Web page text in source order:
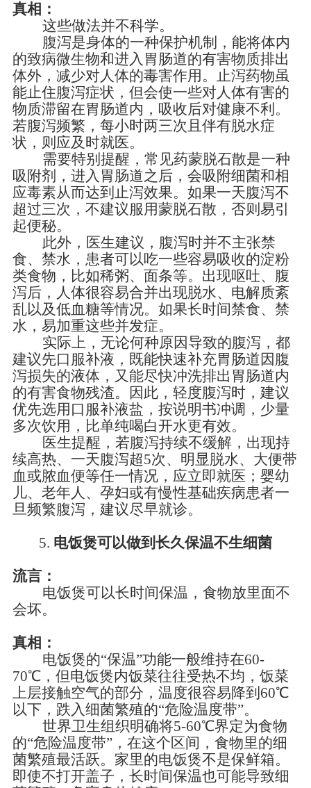
真相：
这些做法并不科学。
腹泻是身体的一种保护机制，能将体内
的致病微生物和进入胃肠道的有害物质排出
体外，减少对人体的毒害作用。止泻药物虽
能止住腹泻症状，但会使一些对人体有害的
物质滞留在胃肠道内，吸收后对健康不利。
若腹泻频繁，每小时两三次且伴有脱水症
状，则应及时就医。
需要特别提醒，常见药蒙脱石散是一种
吸附剂，进入胃肠道之后，会吸附细菌和相
应毒素从而达到止泻效果。如果一天腹泻不
超过三次，不建议服用蒙脱石散，否则易引
起便秘。
此外，医生建议，腹泻时并不主张禁
食、禁水，患者可以吃一些容易吸收的淀粉
类食物，比如稀粥、面条等。出现呕吐、腹
泻后，人体很容易合并出现脱水、电解质紊
乱以及低血糖等情况。如果长时间禁食、禁
水，易加重这些并发症。
实际上，无论何种原因导致的腹泻，都
建议先口服补液，既能快速补充胃肠道因腹
泻损失的液体，又能尽快冲洗排出胃肠道内
的有害食物残渣。因此，轻度腹泻时，建议
优先选用口服补液盐，按说明书冲调，少量
多次饮用，比单纯喝白开水更有效。
医生提醒，若腹泻持续不缓解，出现持
续高热、一天腹泻超5次、明显脱水、大便带
血或脓血便等任一情况，应立即就医；婴幼
儿、老年人、孕妇或有慢性基础疾病患者一
旦频繁腹泻，建议尽早就诊。
5. 电饭煲可以做到长久保温不生细菌
流言：
电饭煲可以长时间保温，食物放里面不
会坏。
真相：
电饭煲的“保温”功能一般维持在60-
70℃，但电饭煲内饭菜往往受热不均，饭菜
上层接触空气的部分，温度很容易降到60℃
以下，跌入细菌繁殖的“危险温度带”。
世界卫生组织明确将5-60℃界定为食物
的“危险温度带”，在这个区间，食物里的细
菌繁殖最活跃。家里的电饭煲不是保鲜箱。
即使不打开盖子，长时间保温也可能导致细